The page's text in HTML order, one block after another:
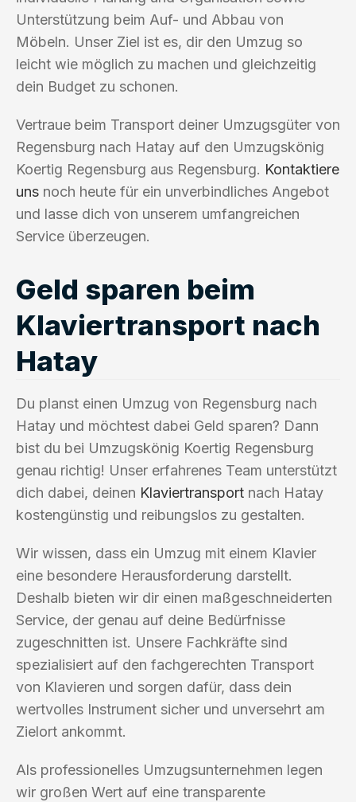
Unterstützung beim Auf- und Abbau von
Möbeln. Unser Ziel ist es, dir den Umzug so
leicht wie möglich zu machen und gleichzeitig
dein Budget zu schonen.
Vertraue beim Transport deiner Umzugsgüter von
Regensburg nach Hatay auf den Umzugskönig
Koertig Regensburg aus Regensburg. Kontaktiere
uns noch heute für ein unverbindliches Angebot
und lasse dich von unserem umfangreichen
Service überzeugen.
Geld sparen beim
Klaviertransport nach
Hatay
Du planst einen Umzug von Regensburg nach
Hatay und möchtest dabei Geld sparen? Dann
bist du bei Umzugskönig Koertig Regensburg
genau richtig! Unser erfahrenes Team unterstützt
dich dabei, deinen Klaviertransport nach Hatay
kostengünstig und reibungslos zu gestalten.
Wir wissen, dass ein Umzug mit einem Klavier
eine besondere Herausforderung darstellt.
Deshalb bieten wir dir einen maßgeschneiderten
Service, der genau auf deine Bedürfnisse
zugeschnitten ist. Unsere Fachkräfte sind
spezialisiert auf den fachgerechten Transport
von Klavieren und sorgen dafür, dass dein
wertvolles Instrument sicher und unversehrt am
Zielort ankommt.
Als professionelles Umzugsunternehmen legen
wir großen Wert auf eine transparente